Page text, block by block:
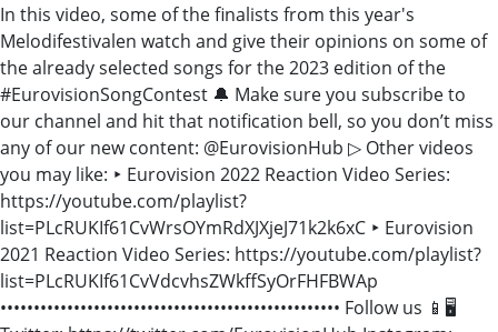
In this video, some of the finalists from this year's
Melodifestivalen watch and give their opinions on some of
the already selected songs for the 2023 edition of the
#EurovisionSongContest 🔔 Make sure you subscribe to
our channel and hit that notification bell, so you don’t miss
any of our new content: @EurovisionHub ▷ Other videos
you may like: ‣ Eurovision 2022 Reaction Video Series:
https://youtube.com/playlist?
list=PLcRUKIf61CvWrsOYmRdXJXjeJ71k2k6xC ‣ Eurovision
2021 Reaction Video Series: https://youtube.com/playlist?
list=PLcRUKIf61CvVdcvhsZWkffSyOrFHFBWAp
••••••••••••••••••••••••••••••••••••••••­­­••••••••••• Follow us 📱🖥